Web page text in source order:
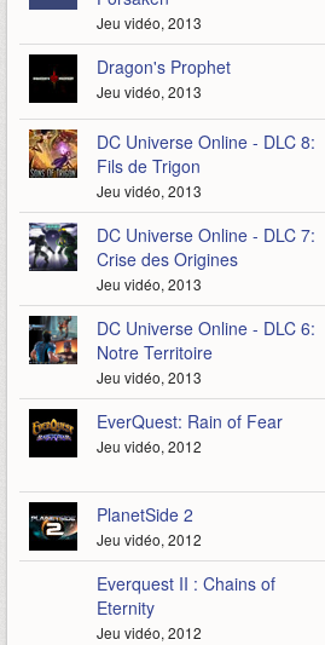
Jeu vidéo, 2013
Dragon's Prophet
Jeu vidéo, 2013
DC Universe Online - DLC 8:
Fils de Trigon
Jeu vidéo, 2013
DC Universe Online - DLC 7:
Crise des Origines
Jeu vidéo, 2013
DC Universe Online - DLC 6:
Notre Territoire
Jeu vidéo, 2013
EverQuest: Rain of Fear
Jeu vidéo, 2012
PlanetSide 2
Jeu vidéo, 2012
Everquest II : Chains of
Eternity
Jeu vidéo, 2012